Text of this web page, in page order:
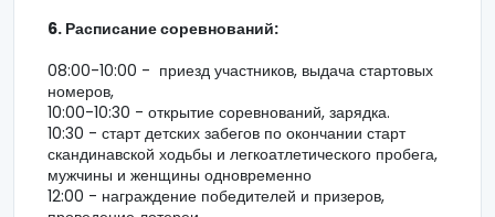
6. Расписание соревнований:
08:00-10:00 - приезд участников, выдача стартовых
номеров,
10:00-10:30 - открытие соревнований, зарядка.
10:30 - старт детских забегов по окончании старт
скандинавской ходьбы и легкоатлетического пробега,
мужчины и женщины одновременно
12:00 - награждение победителей и призеров,